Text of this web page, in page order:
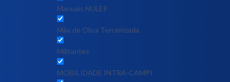
Manuais NULEP
Mão de Obra Terceirizada
Militantes
MOBILIDADE INTRA-CAMPI